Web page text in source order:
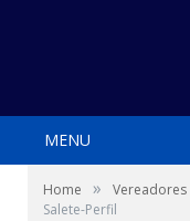
MENU
Home » Vereadores
Salete-Perfil